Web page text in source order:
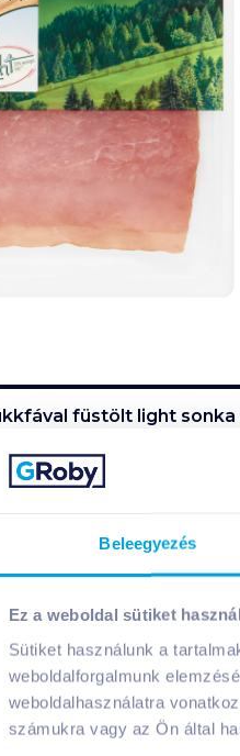
Beleegyezés
Ez a weboldal sütiket használ
Sütiket használunk a
weboldalforgalmunk
weboldalhasználatra
számukra vagy az Ön által
füstölt light
lassan pácolt sonka
készült.
között tárolandó!
sonka 100 g szeletelt
light sonka 100 g